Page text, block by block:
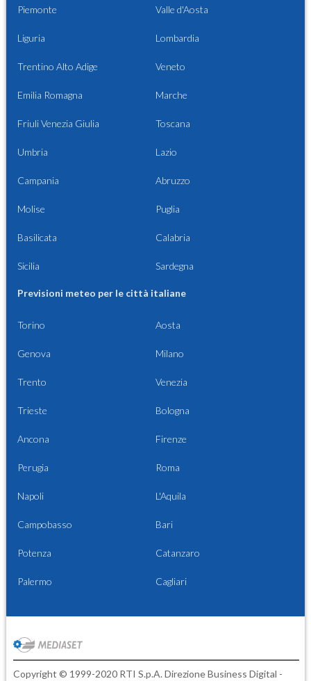
Piemonte Valle d'Aosta
Liguria Lombardia
Trentino Alto Adige Veneto
Emilia Romagna Marche
Friuli Venezia Giulia Toscana
Umbria Lazio
Campania Abruzzo
Molise Puglia
Basilicata Calabria
Sicilia Sardegna
Previsioni meteo per le città italiane
Torino Aosta
Genova Milano
Trento Venezia
Trieste Bologna
Ancona Firenze
Perugia Roma
Napoli L'Aquila
Campobasso Bari
Potenza Catanzaro
Palermo Cagliari
Copyright © 1999-2020 RTI S.p.A. Direzione Business Digital -